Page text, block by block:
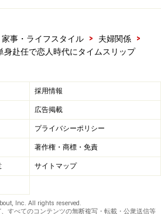
家事・ライフスタイル > 夫婦関係
>
身赴任で恋人時代にタイムスリップ
採用情報
広告掲載
プライバシーポリシー
著作権・商標・免責
サイトマップ
Inc. All rights reserved.
すべてのコンテンツの無断複写・転載・公衆送信等